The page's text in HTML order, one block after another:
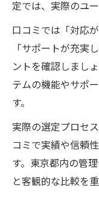
定では、実際のユ
口コミでは「対応
「サポートが充実
ントを確認しまし
テムの機能やサポ
す。
実際の選定プロセ
コミで実績や信頼
す。東京都内の管
と客観的な比較を